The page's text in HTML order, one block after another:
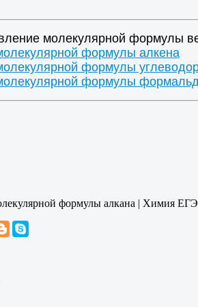
молекулярной формулы
формулы алкена
формулы
формулы
формулы алкана | Химия ЕГЭ